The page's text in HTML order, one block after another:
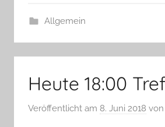
Allgemein
Heute 18:00
Veröffentlicht am 8. Juni 2018 von